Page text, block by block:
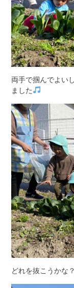
両手で掴んでよい
ました
どれを抜こうかな